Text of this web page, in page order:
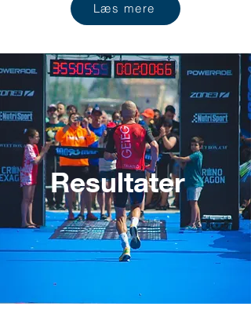
Læs mere
Resultater